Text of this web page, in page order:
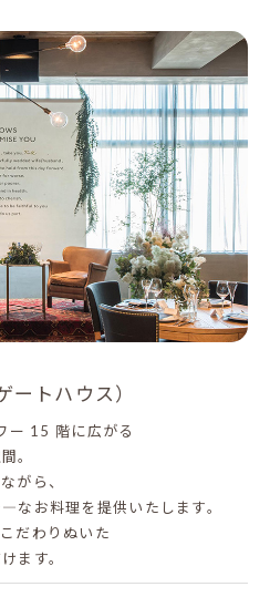
ートハウス）
ー 15 階に広がる
。
がら、
なお料理を提供いたします。
だわりぬいた
ます。